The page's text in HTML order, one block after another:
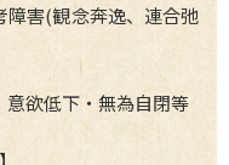
障害(観念奔逸、連合弛
欲低下・無為自閉等